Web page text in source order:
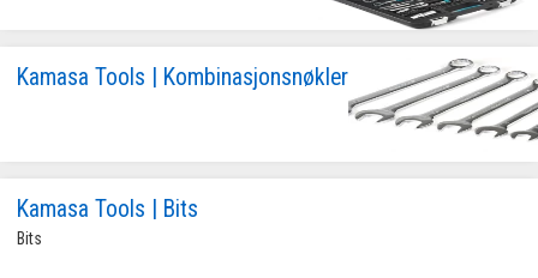
Kamasa Tools | Kombinasjonsnøkler
Kamasa Tools | Bits
Bits